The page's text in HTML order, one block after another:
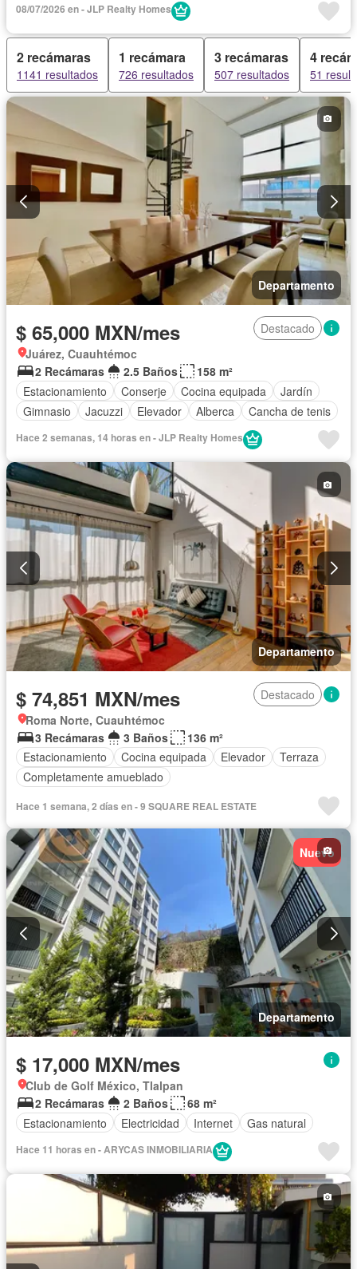
08/07/2026 en - JLP Realty Homes
2 recámaras
1141 resultados
1 recámara
726 resultados
3 recámaras
507 resultados
4
51
Departamento
$ 65,000 MXN/mes
Destacado
Juárez, Cuauhtémoc
2 Recámaras
2.5 Baños
158 m²
Estacionamiento
Conserje Cocina equipada
Jardín
Gimnasio
Jacuzzi Elevador Alberca Cancha de tenis
Hace 2 semanas, 14 horas en - JLP Realty Homes
Departamento
$ 74,851 MXN/mes
Destacado
Roma Norte, Cuauhtémoc
3 Recámaras
3 Baños
136 m²
Estacionamiento
Cocina equipada Elevador
Terraza
Completamente amueblado
Hace 1 semana, 2 días en - 9 SQUARE REAL ESTATE
Nuevo
Departamento
$ 17,000 MXN/mes
Club de Golf México, Tlalpan
2 Recámaras
2 Baños
68 m²
Estacionamiento
Electricidad Internet Gas natural
Hace 11 horas en - ARYCAS INMOBILIARIA